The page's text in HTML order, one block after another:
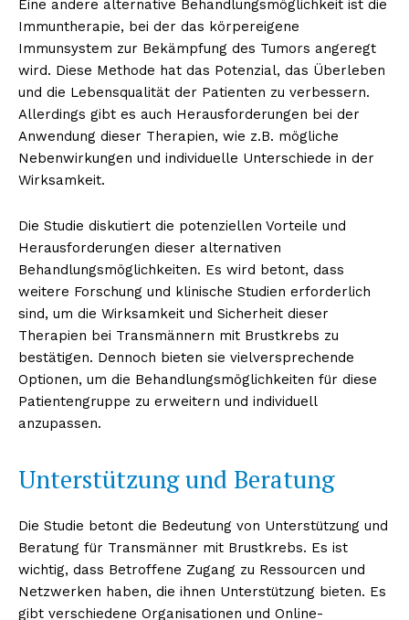
Eine andere alternative Behandlungsmöglichkeit ist die
Immuntherapie, bei der das körpereigene
Immunsystem zur Bekämpfung des Tumors angeregt
wird. Diese Methode hat das Potenzial, das Überleben
und die Lebensqualität der Patienten zu verbessern.
Allerdings gibt es auch Herausforderungen bei der
Anwendung dieser Therapien, wie z.B. mögliche
Nebenwirkungen und individuelle Unterschiede in der
Wirksamkeit.
Die Studie diskutiert die potenziellen Vorteile und
Herausforderungen dieser alternativen
Behandlungsmöglichkeiten. Es wird betont, dass
weitere Forschung und klinische Studien erforderlich
sind, um die Wirksamkeit und Sicherheit dieser
Therapien bei Transmännern mit Brustkrebs zu
bestätigen. Dennoch bieten sie vielversprechende
Optionen, um die Behandlungsmöglichkeiten für diese
Patientengruppe zu erweitern und individuell
anzupassen.
Unterstützung und Beratung
Die Studie betont die Bedeutung von Unterstützung und
Beratung für Transmänner mit Brustkrebs. Es ist
wichtig, dass Betroffene Zugang zu Ressourcen und
Netzwerken haben, die ihnen Unterstützung bieten. Es
gibt verschiedene Organisationen und Online-